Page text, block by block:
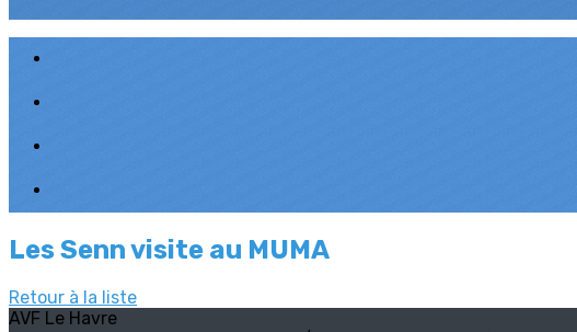
Les Senn visite au MUMA
Retour à la liste
AVF Le Havre